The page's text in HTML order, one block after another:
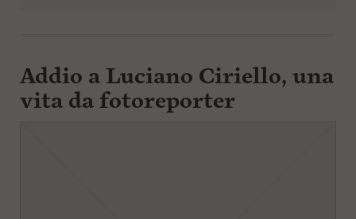
Addio a Luciano Ciriello, una
vita da fotoreporter